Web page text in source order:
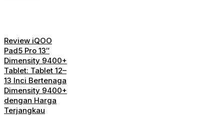
Review iQOO
Pad5 Pro 13″
Dimensity 9400+
Tablet: Tablet 12–
13 Inci Bertenaga
Dimensity 9400+
dengan Harga
Terjangkau